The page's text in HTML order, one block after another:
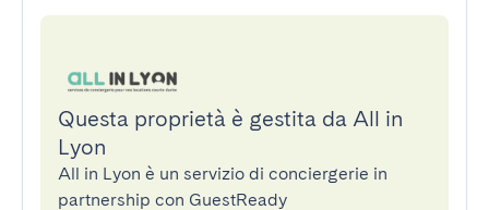
Questa proprietà è gestita da All in
Lyon
All in Lyon è un servizio di conciergerie in
partnership con GuestReady